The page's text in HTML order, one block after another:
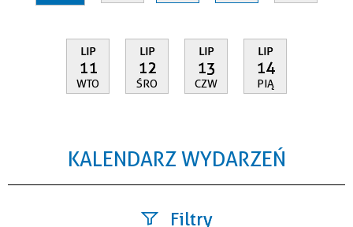
LIP
11
WTO
LIP
12
ŚRO
LIP
13
CZW
LIP
14
PIĄ
KALENDARZ WYDARZEŃ
Filtry